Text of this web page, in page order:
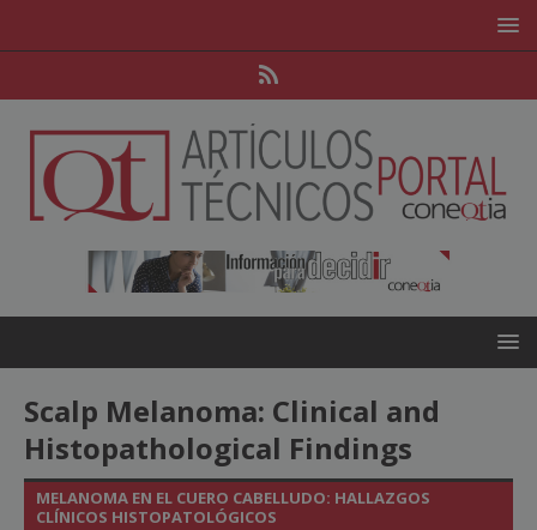
Scalp Melanoma: Clinical and
Histopathological Findings
MELANOMA EN EL CUERO CABELLUDO: HALLAZGOS
CLÍNICOS HISTOPATOLÓGICOS